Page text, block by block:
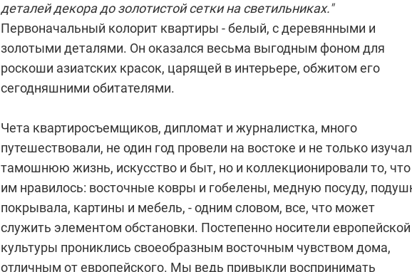
деталей декора до золотистой сетки на светильниках."
Первоначальный колорит квартиры - белый, с деревянными и
золотыми деталями. Он оказался весьма выгодным фоном для
роскоши азиатских красок, царящей в интерьере, обжитом его
сегодняшними обитателями.
Чета квартиросъемщиков, дипломат и журналистка, много
путешествовали, не один год провели на востоке и не только
тамошнюю жизнь, искусство и быт, но и коллекционировали то, что
им нравилось: восточные ковры и гобелены, медную посуду,
покрывала, картины и мебель, - одним словом, все, что может
служить элементом обстановки. Постепенно носители европейской
культуры прониклись своеобразным восточным чувством дома,
отличным от европейского. Мы ведь привыкли воспринимать